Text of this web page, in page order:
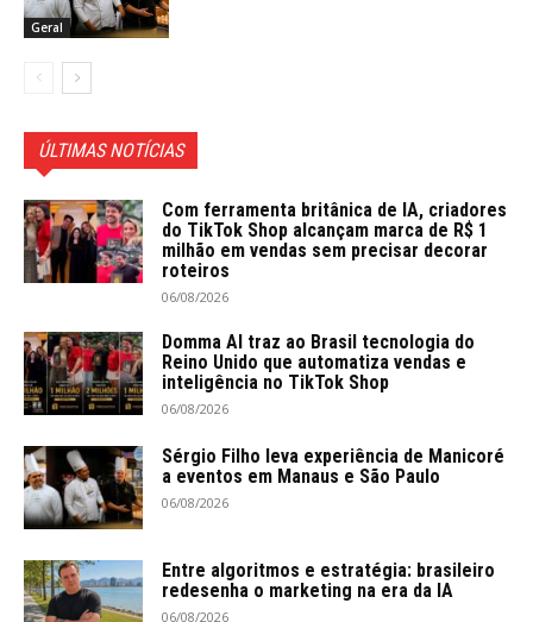
Geral
ÚLTIMAS NOTÍCIAS
Com ferramenta britânica de IA, criadores
do TikTok Shop alcançam marca de R$ 1
milhão em vendas sem precisar decorar
roteiros
06/08/2026
Domma AI traz ao Brasil tecnologia do
Reino Unido que automatiza vendas e
inteligência no TikTok Shop
06/08/2026
Sérgio Filho leva experiência de Manicoré
a eventos em Manaus e São Paulo
06/08/2026
Entre algoritmos e estratégia: brasileiro
redesenha o marketing na era da IA
06/08/2026